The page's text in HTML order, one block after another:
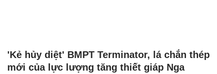
'Kẻ hủy diệt' BMPT Terminator, lá chắn thép
mới của lực lượng tăng thiết giáp Nga